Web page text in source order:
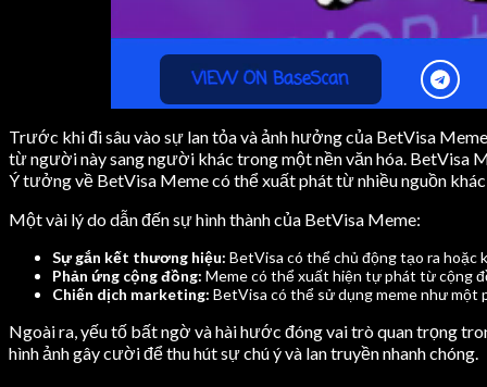
Trước khi đi sâu vào sự lan tỏa và ảnh hưởng của BetVisa
từ người này sang người khác trong một nền văn hóa. BetVisa
Ý tưởng về BetVisa Meme có thể xuất phát từ nhiều nguồn khác
Một vài lý do dẫn đến sự hình thành của BetVisa Meme:
Sự gắn kết thương hiệu: BetVisa có thể chủ động tạo ra hoặc
Phản ứng cộng đồng: Meme có thể xuất hiện tự phát từ cộng
Chiến dịch marketing: BetVisa có thể sử dụng meme như một
Ngoài ra, yếu tố bất ngờ và hài hước đóng vai trò quan trọng
hình ảnh gây cười để thu hút sự chú ý và lan truyền nhanh chóng.